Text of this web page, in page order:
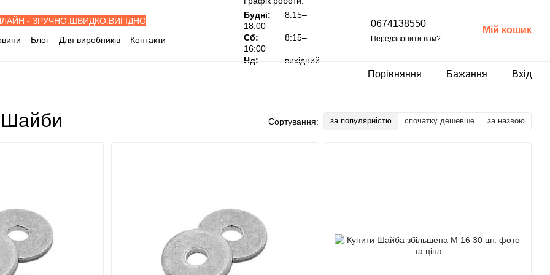
- ЗРУЧНО.ШВИДКО.ВИГІДНО
Блог Для виробників
Контакти
Будні:
8:15–
18:00
Сб:
8:15–
16:00
Нд:
вихідний
0674138550
Передзвонити вам?
Мій кошик
Порівняння Бажання Вхід
Сортування: за популярністю спочатку дешевше за назвою